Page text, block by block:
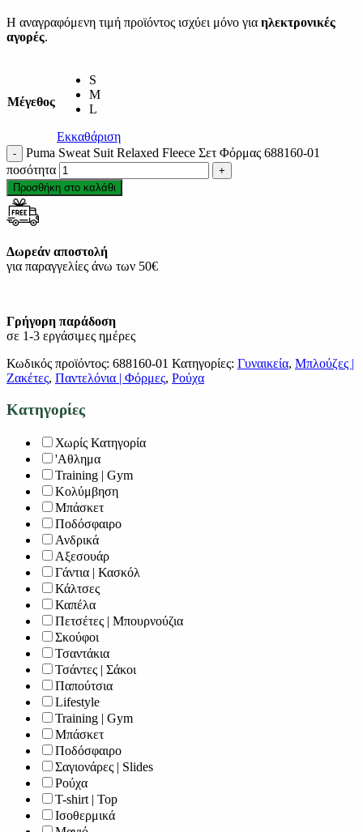
Η αναγραφόμενη τιμή προϊόντος ισχύει μόνο για ηλεκτρονικές
αγορές.
Μέγεθος
S
M
L
Εκκαθάριση
Puma Sweat Suit Relaxed Fleece Σετ Φόρμας 688160-01
ποσότητα
Προσθήκη στο καλάθι
Δωρεάν αποστολή
για παραγγελίες άνω των 50€
Γρήγορη παράδοση
σε 1-3 εργάσιμες ημέρες
Κωδικός προϊόντος: 688160-01 Κατηγορίες: Γυναικεία, Μπλούζες |
Ζακέτες, Παντελόνια | Φόρμες, Ρούχα
Κατηγορίες
Χωρίς Κατηγορία
'Αθλημα
Training | Gym
Κολύμβηση
Μπάσκετ
Ποδόσφαιρο
Ανδρικά
Αξεσουάρ
Γάντια | Κασκόλ
Κάλτσες
Καπέλα
Πετσέτες | Μπουρνούζια
Σκούφοι
Τσαντάκια
Τσάντες | Σάκοι
Παπούτσια
Lifestyle
Training | Gym
Μπάσκετ
Ποδόσφαιρο
Σαγιονάρες | Slides
Ρούχα
T-shirt | Top
Ισοθερμικά